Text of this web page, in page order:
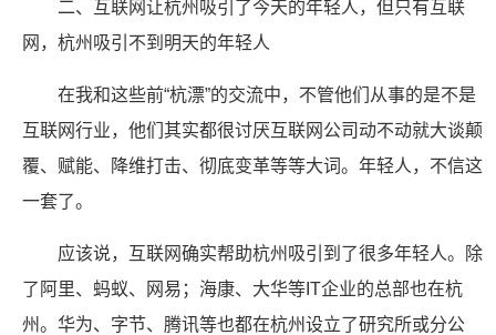
二、互联网让杭州吸引了今天的年轻人，但只有互联
网，杭州吸引不到明天的年轻人
在我和这些前“杭漂”的交流中，不管他们从事的是不是
互联网行业，他们其实都很讨厌互联网公司动不动就大谈颠
覆、赋能、降维打击、彻底变革等等大词。年轻人，不信这
一套了。
应该说，互联网确实帮助杭州吸引到了很多年轻人。除
了阿里、蚂蚁、网易；海康、大华等IT企业的总部也在杭
州。华为、字节、腾讯等也都在杭州设立了研究所或分公